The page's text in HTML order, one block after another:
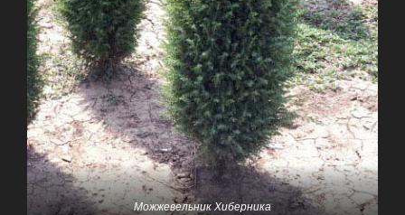
Можжевельник Хиберника